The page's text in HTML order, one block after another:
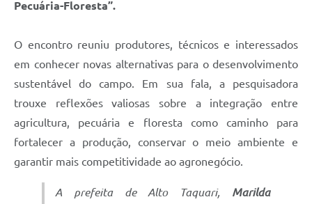
Pecuária-Floresta”.
O encontro reuniu produtores, técnicos e interessados
em conhecer novas alternativas para o desenvolvimento
sustentável do campo. Em sua fala, a pesquisadora
trouxe reflexões valiosas sobre a integração entre
agricultura, pecuária e floresta como caminho para
fortalecer a produção, conservar o meio ambiente e
garantir mais competitividade ao agronegócio.
A prefeita de Alto Taquari, Marilda